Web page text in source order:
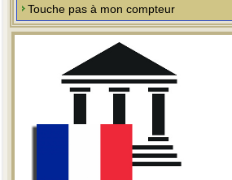
Touche pas à mon compteur